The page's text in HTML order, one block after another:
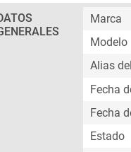
Marca
Modelo
Alias
Fecha
Fecha
Estado